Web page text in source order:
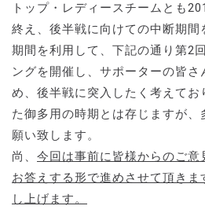
トップ・レディースチームとも
終え、後半戦に向けての中断期
期間を利用して、下記の通り第2
ングを開催し、サポーターの皆
め、後半戦に突入したく考えてお
た御多用の時期とは存じますが
願い致します。
尚、 今回は事前に皆様からのご意
お答えする形で進めさせて頂きま
し上げます。